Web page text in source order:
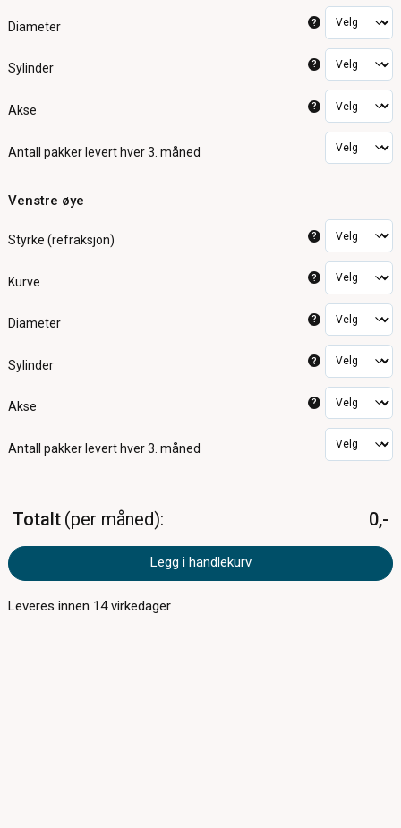
Diameter ?
Sylinder ?
Akse ?
Antall pakker levert hver 3. måned
Venstre øye
Styrke (refraksjon) ?
Kurve ?
Diameter ?
Sylinder ?
Akse ?
Antall pakker levert hver 3. måned
Totalt per måned 0,-
Legg i handlekurv
Leveres innen 14virkedager